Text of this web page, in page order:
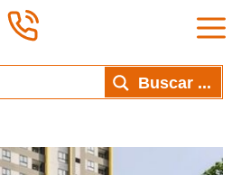
Buscar ...